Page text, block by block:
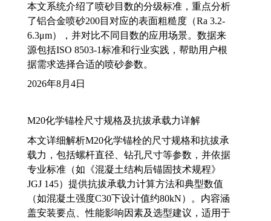
本文系统介绍了喷砂目数的分级标准，重点分析
了铝合金喷砂200目对应的表面粗糙度（Ra 3.2-
6.3μm），并对比不同目数的应用场景。数据来
源包括ISO 8503-1标准和行业实践，帮助用户根
据需求选择合适的喷砂参数。
2026年8月4日
M20化学锚栓尺寸规格及抗拔承载力详解
本文详细解析M20化学锚栓的尺寸规格和抗拔承
载力，包括螺杆直径、钻孔尺寸等参数，并依据
专业标准（如《混凝土结构后锚固技术规程》
JGJ 145）提供抗拔承载力计算方法和典型数值
（如混凝土强度C30下设计值约80kN）。内容涵
盖安装要点、性能影响因素及选型建议，适用于